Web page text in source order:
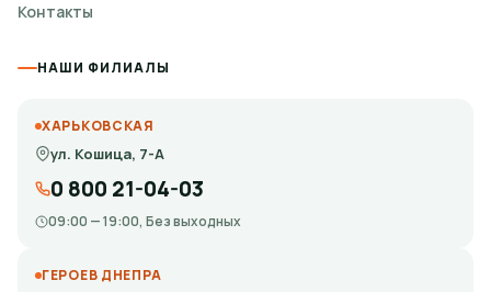
Контакты
НАШИ ФИЛИАЛЫ
ХАРЬКОВСКАЯ
ул. Кошица, 7-А
0 800 21-04-03
09:00 — 19:00, Без выходных
ГЕРОЕВ ДНЕПРА